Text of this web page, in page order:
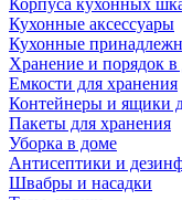
Корпуса кухонных
Кухонные аксессуары
Кухонные
Хранение и порядок в
Емкости для хранения
Контейнеры и ящики
Пакеты для хранения
Уборка в доме
Антисептики и
Швабры и насадки